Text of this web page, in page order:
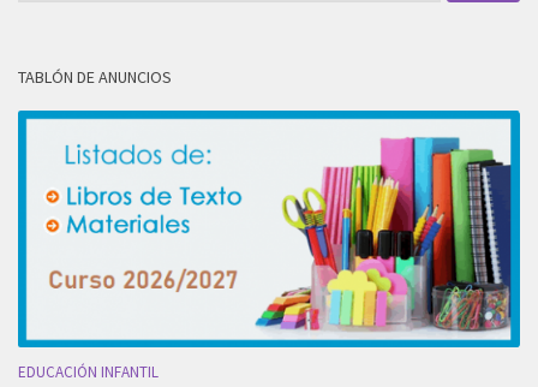
TABLÓN DE ANUNCIOS
EDUCACIÓN INFANTIL